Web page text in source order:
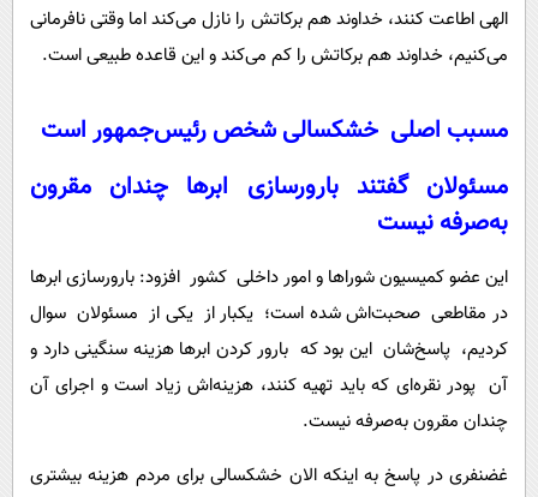
الهی اطاعت کنند، خداوند هم برکاتش را نازل می‌کند اما وقتی نافرمانی
می‌کنیم، خداوند هم برکاتش را کم می‌کند و این قاعده طبیعی است.
مسبب اصلی خشکسالی شخص رئیس‌جمهور است
مسئولان گفتند بارورسازی ابرها چندان مقرون
به‌صرفه نیست
این عضو کمیسیون شوراها و امور داخلی کشور افزود: بارورسازی ابرها
در مقاطعی صحبت‌اش شده است؛ یکبار از یکی از مسئولان سوال
کردیم، پاسخ‌شان این بود که بارور کردن ابرها هزینه سنگینی دارد و
آن پودر نقره‌ای که باید تهیه کنند، هزینه‌اش زیاد است و اجرای آن
چندان مقرون به‌صرفه نیست.
غضنفری در پاسخ به اینکه الان خشکسالی برای مردم هزینه بیشتری